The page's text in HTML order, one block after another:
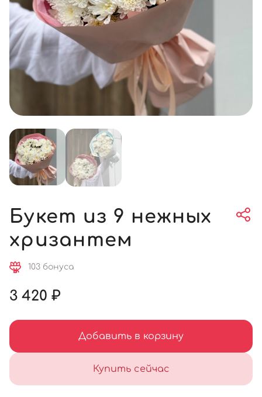
Букет из 9 нежных
хризантем
103 бонуса
3 420 ₽
Добавить в корзину
Купить сейчас